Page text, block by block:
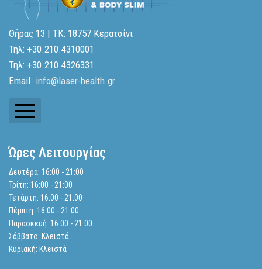
Θήρας 13 | ΤΚ: 18757 Κερατσίνι
Τηλ: +30.210.4310001
Τηλ: +30.210.4326331
Email. info@laser-health.gr
Ισολογισμοί
Αναζήτηση
Πολιτική Απορρήτου
Ώρες Λειτουργίας
Δευτέρα: 16:00 - 21:00
Τρίτη: 16:00 - 21:00
Τετάρτη: 16:00 - 21:00
Πέμπτη: 16:00 - 21:00
Παρασκευή: 16:00 - 21:00
Σάββατο: Κλειστά
Κυριακή: Κλειστά